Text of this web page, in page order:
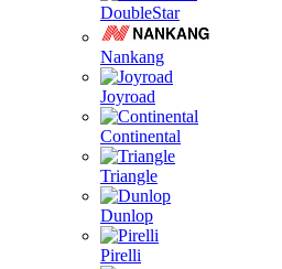
DoubleStar
Nankang
Joyroad
Continental
Triangle
Dunlop
Pirelli